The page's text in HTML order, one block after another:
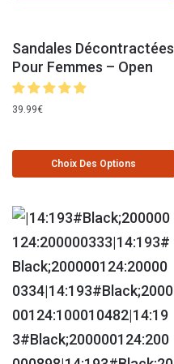
Sandales Décontractées
Pour Femmes – Open
39.99€
Choix Des Options